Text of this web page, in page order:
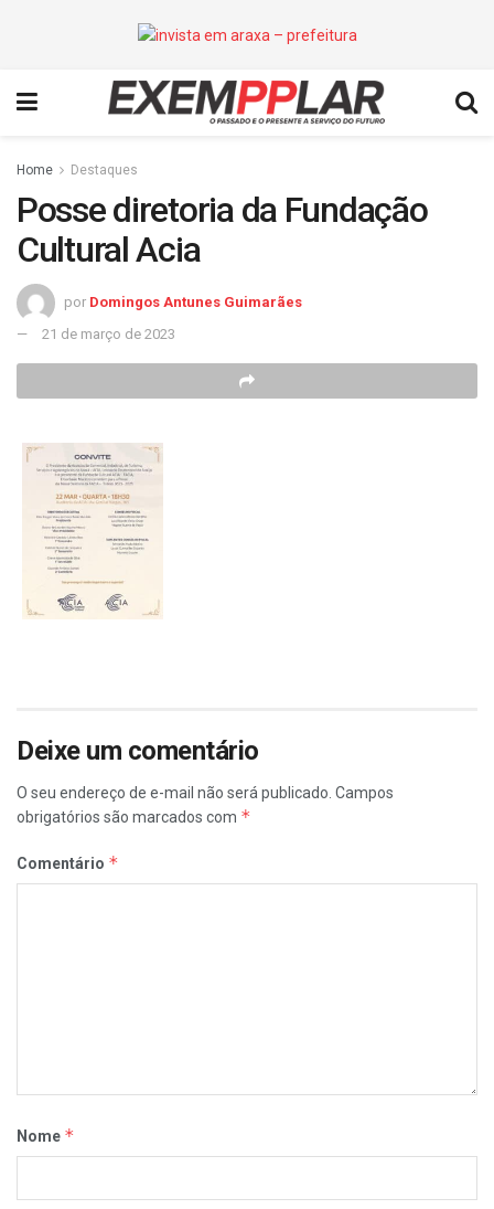
Home Destaques
Posse diretoria da Fundação
Cultural Acia
por Domingos Antunes Guimarães
21 de março de 2023
Deixe um comentário
O seu endereço de e-mail não será publicado. Campos
obrigatórios são marcados com *
Comentário *
Nome *